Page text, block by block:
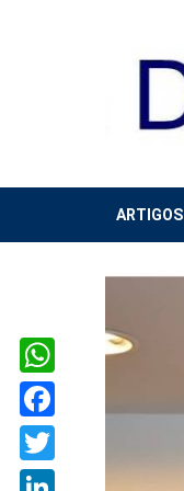
ARTIGOS
WhatsApp
Facebook
Twitter